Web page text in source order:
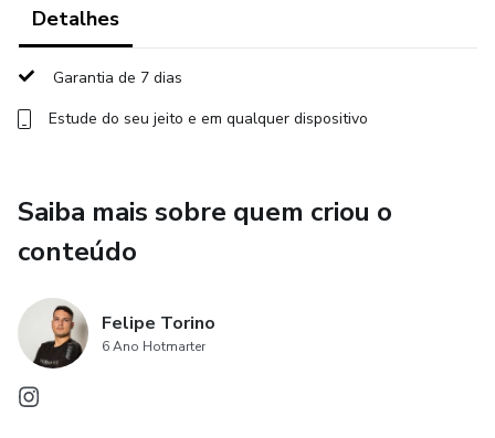
completo que te fará enxergar o mercado com outros
olhos. Transforme seu conhecimento em uma máquina de
lucros!
👉 Garanta sua vaga agora! 👈
Detalhes
Garantia de 7 dias
Estude do seu jeito e em qualquer dispositivo
Saiba mais sobre quem criou o
conteúdo
Felipe Torino
6 Ano Hotmarter